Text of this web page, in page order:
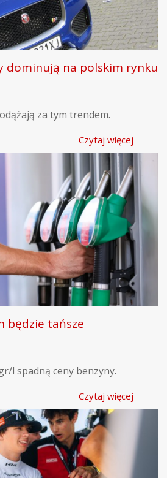
dominują na polskim rynku
za tym trendem.
Czytaj więcej
będzie tańsze
l spadną ceny benzyny.
Czytaj więcej